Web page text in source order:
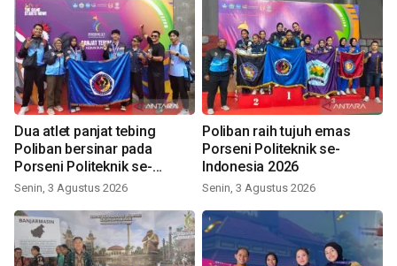
Dua atlet panjat tebing
Poliban bersinar pada
Porseni Politeknik se-
Indonesia 2026
Senin, 3 Agustus 2026
Poliban raih tujuh emas
Porseni Politeknik se-
Indonesia 2026
Senin, 3 Agustus 2026